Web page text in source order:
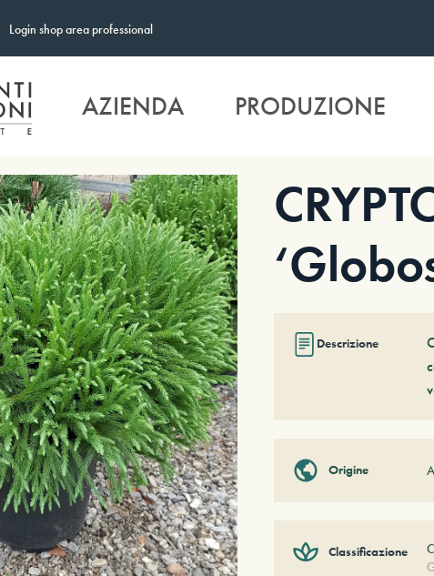
Login shop area professional
AZIENDA PRODUZIONE
Descrizione
Origine
Classificazione